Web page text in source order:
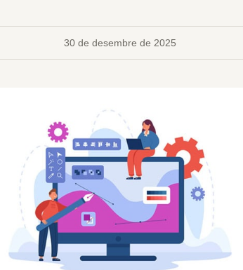
30 de desembre de 2025